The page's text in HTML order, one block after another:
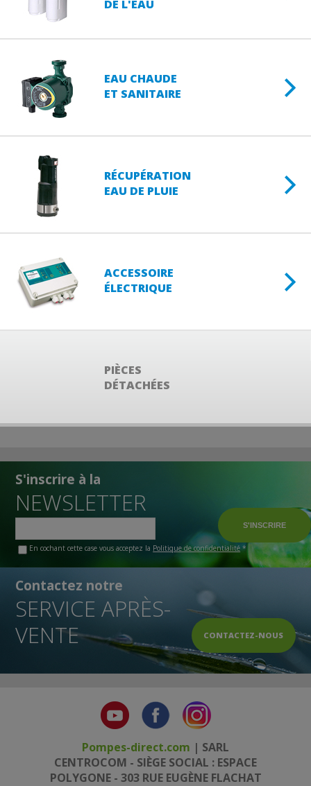
DE L'EAU
EAU CHAUDE
ET SANITAIRE
RÉCUPÉRATION
EAU DE PLUIE
ACCESSOIRE
ÉLECTRIQUE
PIÈCES
DÉTACHÉES
S'inscrire à la
NEWSLETTER
En cochant cette case vous acceptez la Politique de confidentialité*
Contactez notre
SERVICE APRÈS-
VENTE
CONTACTEZ-NOUS
Pompes-direct.com | SARL
CENTROCOM - SIÈGE SOCIAL : ESPACE
POLYGONE - 303 RUE EUGÈNE FLACHAT